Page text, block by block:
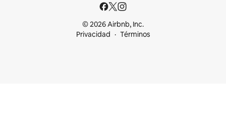
© 2026 Airbnb, Inc.
Privacidad
Términos